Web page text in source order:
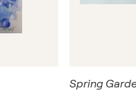
Spring